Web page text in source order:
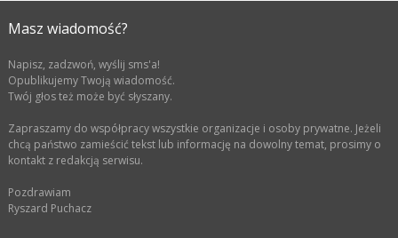
Masz wiadomość?
Napisz, zadzwoń, wyślij sms'a!
Opublikujemy Twoją wiadomość.
Twój głos też może być słyszany.
Zapraszamy do współpracy wszystkie organizacje i osoby prywatne. Jeżeli
chcą państwo zamieścić tekst lub informację na dowolny temat, prosimy o
kontakt z redakcją serwisu.
Pozdrawiam
Ryszard Puchacz